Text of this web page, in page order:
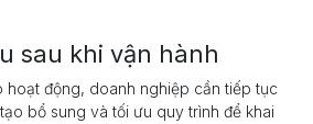
sau khi vận hành
hoạt động, doanh nghiệp cần tiếp tục
bổ sung và tối ưu quy trình để khai